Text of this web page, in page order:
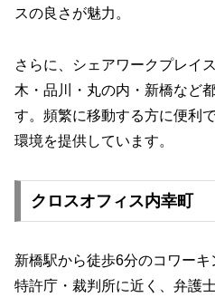
スの良さが魅力。
さらに、シェアワークプレイ
木・品川・丸の内・新橋など
す。頻繁に移動する方に便利
環境を提供しています。
クロスオフィス内幸町
新橋駅から徒歩6分のコワー
特許庁・裁判所に近く、弁護